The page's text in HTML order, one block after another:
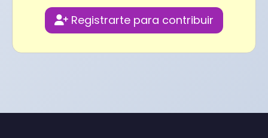
Registrarte para contribuir